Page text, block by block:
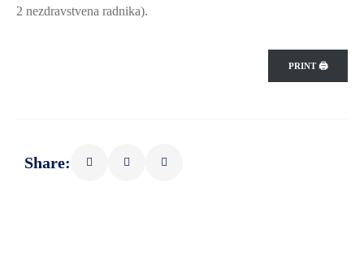
2 nezdravstvena radnika).
PRINT 🖨
Share: